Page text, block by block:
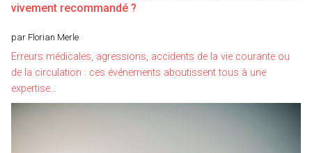
vivement recommandé ?
par Florian Merle
Erreurs médicales, agressions, accidents de la vie courante ou
de la circulation : ces événements aboutissent tous à une
expertise…